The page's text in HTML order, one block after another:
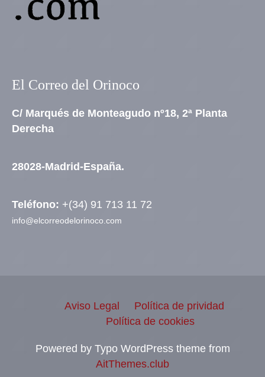
El Correo del Orinoco
C/ Marqués de Monteagudo nº18, 2ª Planta
Derecha
28028-Madrid-España.
Teléfono: +(34) 91 713 11 72
info@elcorreodelorinoco.com
Aviso Legal
Política de prividad
Política de cookies
Powered by Typo WordPress theme from
AitThemes.club